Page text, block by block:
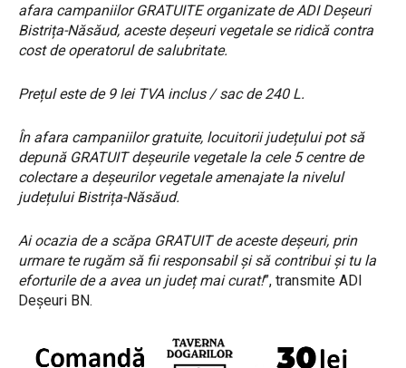
afara campaniilor GRATUITE organizate de ADI Deșeuri
Bistrița-Năsăud, aceste deșeuri vegetale se ridică contra
cost de operatorul de salubritate.
Prețul este de 9 lei TVA inclus / sac de 240 L.
În afara campaniilor gratuite, locuitorii județului pot să
depună GRATUIT deșeurile vegetale la cele 5 centre de
colectare a deșeurilor vegetale amenajate la nivelul
județului Bistrița-Năsăud.
Ai ocazia de a scăpa GRATUIT de aceste deșeuri, prin
urmare te rugăm să fii responsabil și să contribui și tu la
eforturile de a avea un județ mai curat!”, transmite ADI
Deșeuri BN.